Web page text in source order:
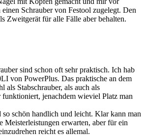
Schrauber von Festool zugelegt. Den
Zweitgerät für alle Fälle aber behalten.
sind schon oft sehr praktisch. Ich hab
von PowerPlus. Das praktische an dem
als Stabschrauber, als auch als
funktioniert, jenachdem wieviel Platz man
schön handlich und leicht. Klar kann man
Meisterleistungen erwarten, aber für ein
reicht es allemal.